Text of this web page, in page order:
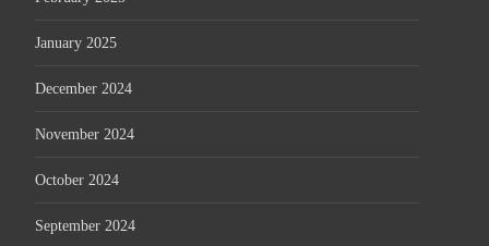
January 2025
December 2024
November 2024
October 2024
September 2024